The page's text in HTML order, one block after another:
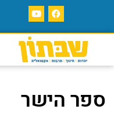
ספר הישר